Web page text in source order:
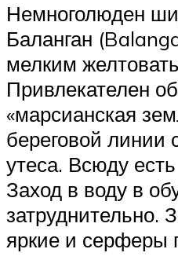
Немноголюден
Баланган
мелким
Привлекателен
«марсианская
береговой линии
утеса. Всюду
Заход в воду в
затруднительно.
яркие и серферы